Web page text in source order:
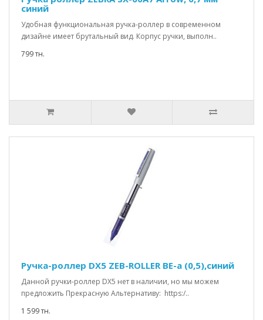
синий
Удобная функциональная ручка-роллер в современном
дизайне имеет брутальный вид. Корпус ручки, выполн..
799 тн.
Ручка-роллер DX5 ZEB-ROLLER BE-a (0,5),синий
Данной ручки-роллер DХ5 нет в наличии, но мы можем
предложить Прекрасную Альтернативу: https:/..
1 599 тн.